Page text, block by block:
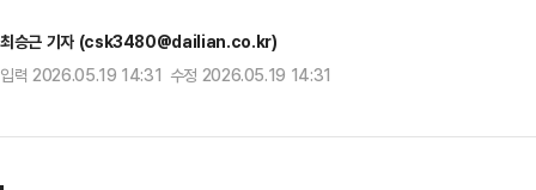
최승근 기자 (csk3480@dailian.co.kr)
입력 2026.05.19 14:31 수정 2026.05.19 14:31